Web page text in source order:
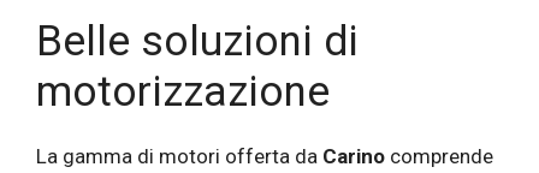
Belle soluzioni di
motorizzazione
La gamma di motori offerta da Carino comprende